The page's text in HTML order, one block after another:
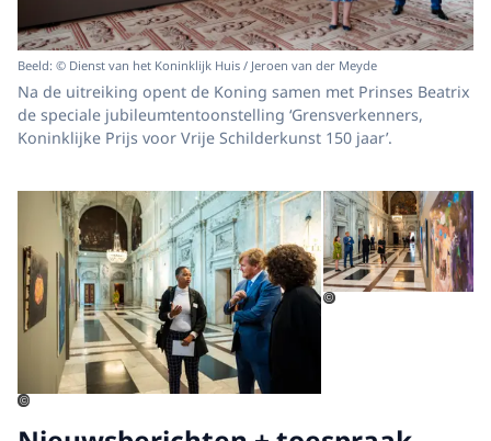
Beeld: © Dienst van het Koninklijk Huis / Jeroen van der Meyde
Na de uitreiking opent de Koning samen met Prinses Beatrix
de speciale jubileumtentoonstelling ‘Grensverkenners,
Koninklijke Prijs voor Vrije Schilderkunst 150 jaar’.
Open de galerij in vergrote
©
©